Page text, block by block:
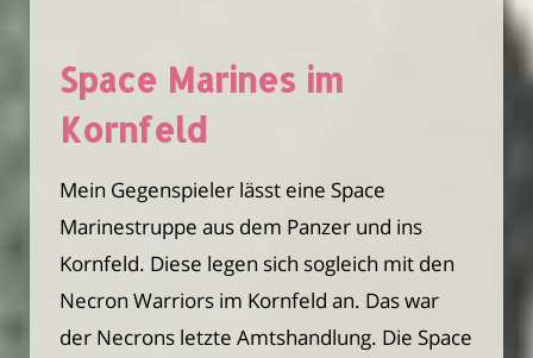
Space Marines im
Kornfeld
Mein Gegenspieler lässt eine Space
Marinestruppe aus dem Panzer und ins
Kornfeld. Diese legen sich sogleich mit den
Necron Warriors im Kornfeld an. Das war
der Necrons letzte Amtshandlung. Die Space